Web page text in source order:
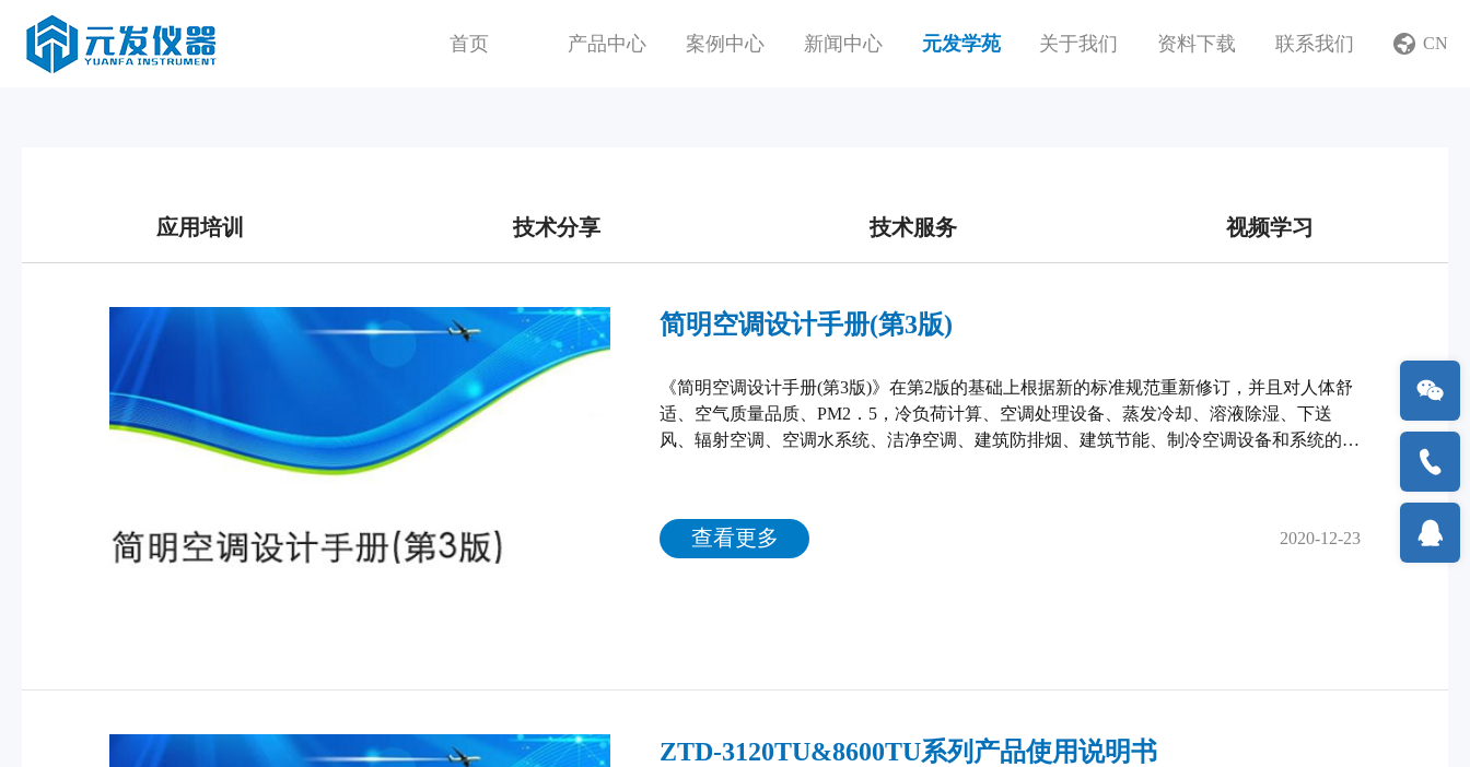
首页 产品中心 案例中心 新闻中心 元发学苑 关于我们 资料下载 联系我们 CN
应用培训 技术分享 技术服务 视频学习
简明空调设计手册(第3版)
《简明空调设计手册(第3版)》在第2版的基础上根据新的标准规范重新修订，并且对人体舒
适、空气质量品质、PM2．5，冷负荷计算、空调处理设备、蒸发冷却、溶液除湿、下送
风、辐射空调、空调水系统、洁净空调、建筑防排烟、建筑节能、制冷空调设备和系统的节
课程设计或毕业设计时参考。 目录 第1章 空气调节基础知识 1.1 湿空气的性质及焓湿图
1.2 焓湿图的应用 1.3 室内热环境和舒适度 &nbs...
查看更多 2020-12-23
ZTD-3120TU&8600TU系列产品使用说明书